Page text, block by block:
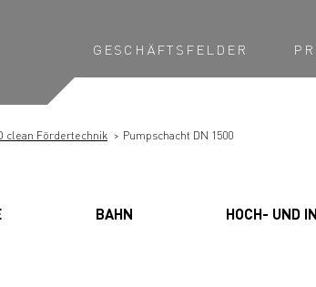
GESCHÄFTSFELDER
clean Fördertechnik Pumpschacht DN 1500
BAHN HOCH- UND